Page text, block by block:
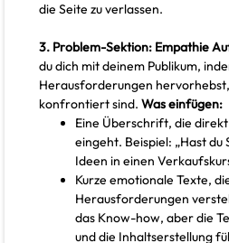
die Seite zu verlassen.
3. Problem-Sektion: Empathie
du dich mit deinem Publikum,
Herausforderungen
konfrontiert sind. Was einfügen:
Eine Überschrift, die
eingeht. Beispiel: „Hast
Ideen in einen
Kurze emotionale Texte,
Herausforderungen
das Know-how, aber die
und die Inhaltserstellung